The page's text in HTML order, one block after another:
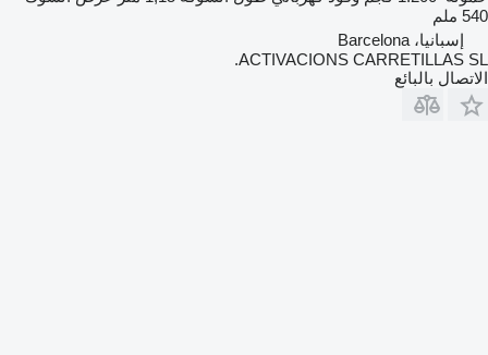
540 ملم
إسبانيا، Barcelona
ACTIVACIONS CARRETILLAS SL.
الاتصال بالبائع